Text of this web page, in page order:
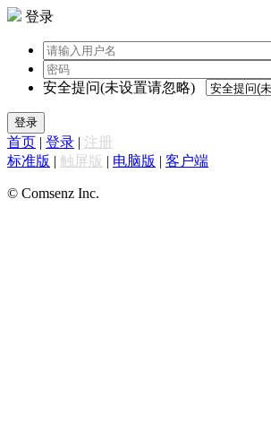
登录
安全提问(未设置请忽略)
登录
首页 | 登录 | 注册
标准版 | 触屏版 | 电脑版 | 客户端
© Comsenz Inc.